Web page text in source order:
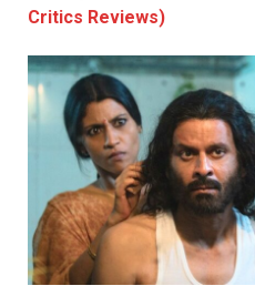
Critics Reviews)